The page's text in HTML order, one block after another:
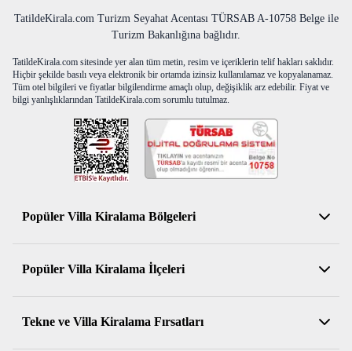
TatildeKirala.com Turizm Seyahat Acentası TÜRSAB A-10758 Belge ile
Turizm Bakanlığına bağlıdır.
TatildeKirala.com sitesinde yer alan tüm metin, resim ve içeriklerin telif hakları saklıdır.
Hiçbir şekilde basılı veya elektronik bir ortamda izinsiz kullanılamaz ve kopyalanamaz.
Tüm otel bilgileri ve fiyatlar bilgilendirme amaçlı olup, değişiklik arz edebilir. Fiyat ve
bilgi yanlışlıklarından TatildeKirala.com sorumlu tutulmaz.
Popüler Villa Kiralama Bölgeleri
Antalya Kiralık Villa
Muğla Kiralık Villa
Aydın Kiralık Villa
İzmir Kiralık Villa
Balıkesir Kiralık Villa
Popüler Villa Kiralama İlçeleri
Kemer Kiralık Villa
Serik Kiralık Villa
Tekne ve Villa Kiralama Fırsatları